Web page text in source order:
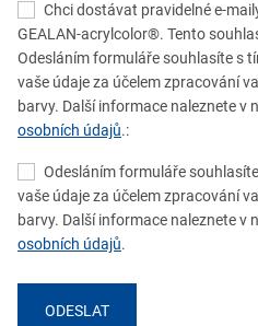
Chci dostávat pravidelné e-
GEALAN-acrylcolor®. Tento
Odesláním formuláře souhlasíte s
vaše údaje za účelem zpracování
barvy. Další informace naleznete v
osobních údajů.:
Odesláním formuláře
vaše údaje za účelem zpracování
barvy. Další informace naleznete v
osobních údajů.
ODESLAT